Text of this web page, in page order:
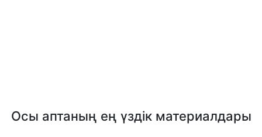
Осы аптаның ең үздік материалдары